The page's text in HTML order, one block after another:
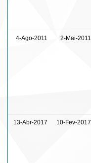
4-Ago-2011 2-Mai-2011
13-Abr-2017 10-Fev-2017